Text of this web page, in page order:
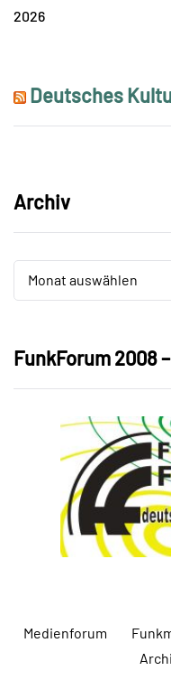
2026
Deutsches
Archiv
Monat auswählen
Archiv
FunkForum 2008
Medienforum